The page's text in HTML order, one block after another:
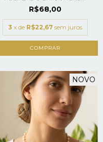
R$68,00
3 x de R$22,67 sem juros
NOVO